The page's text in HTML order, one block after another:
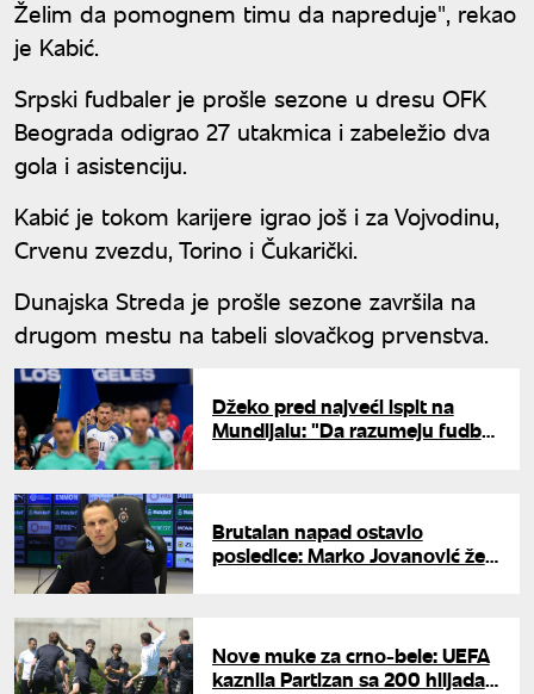
Želim da pomognem timu da napreduje", rekao
je Kabić.
Srpski fudbaler je prošle sezone u dresu OFK
Beograda odigrao 27 utakmica i zabeležio dva
gola i asistenciju.
Kabić je tokom karijere igrao još i za Vojvodinu,
Crvenu zvezdu, Torino i Čukarički.
Dunajska Streda je prošle sezone završila na
drugom mestu na tabeli slovačkog prvenstva.
Džeko pred najveći ispit na
Mundijalu: "Da razumeju fudbal
Brutalan napad ostavio
posledice: Marko Jovanović želi
Nove muke za crno-bele: UEFA
kaznila Partizan sa 200 hiljada